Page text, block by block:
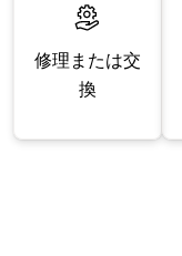
修理または交
換